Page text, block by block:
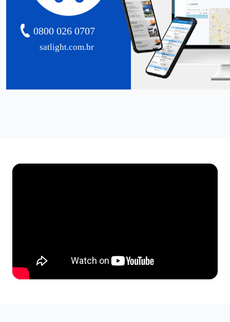
satlight.com.br
0800 026 0707